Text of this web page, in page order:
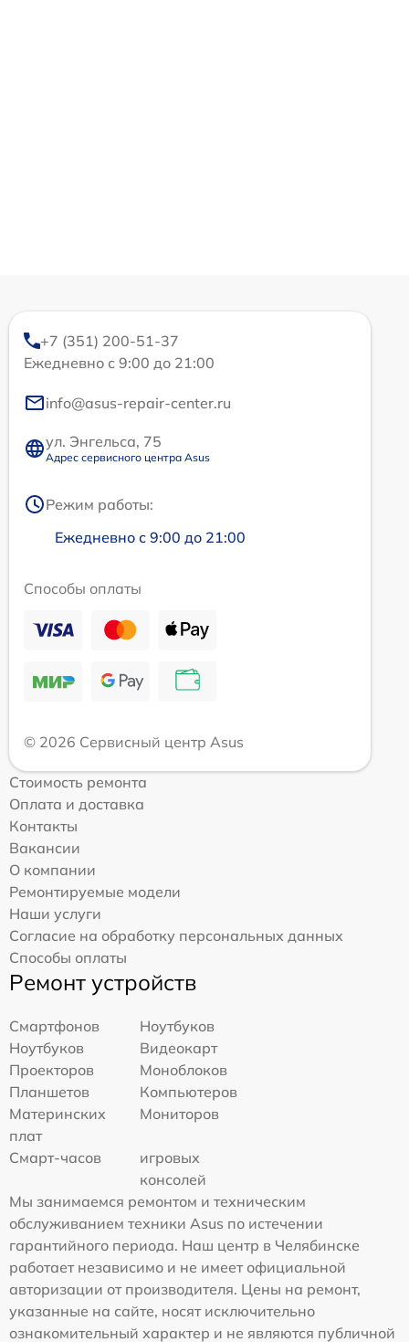
+7 (351) 200-51-37
Ежедневно с 9:00 до 21:00
info@asus-repair-center.ru
ул. Энгельса, 75
Адрес сервисного центра Asus
Режим работы:
Ежедневно с 9:00 до 21:00
Способы оплаты
© 2026 Сервисный центр Asus
Стоимость ремонта
Оплата и доставка
Контакты
Вакансии
О компании
Ремонтируемые модели
Наши услуги
Согласие на обработку персональных данных
Способы оплаты
Ремонт устройств
Смартфонов
Ноутбуков
Ноутбуков
Видеокарт
Проекторов
Моноблоков
Планшетов
Компьютеров
Материнских
плат
Мониторов
Смарт-часов
игровых
консолей
Мы занимаемся ремонтом и техническим
обслуживанием техники Asus по истечении
гарантийного периода. Наш центр в Челябинске
работает независимо и не имеет официальной
авторизации от производителя. Цены на ремонт,
указанные на сайте, носят исключительно
ознакомительный характер и не являются публичной